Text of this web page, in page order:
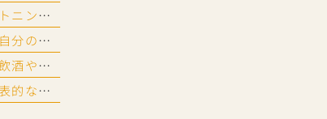
【オフィス・ホーム】ホワイトニングのやり方と頻度の目安
根管治療で歯はもろくなる？自分の歯の神経を残すメリットと起こりやすいトラブル
親知らず抜歯後の過ごし方｜飲酒や運動、歯磨き・入浴はいつ再開できる？
顎関節症を予防するには？代表的な症状と生活習慣でできる対策